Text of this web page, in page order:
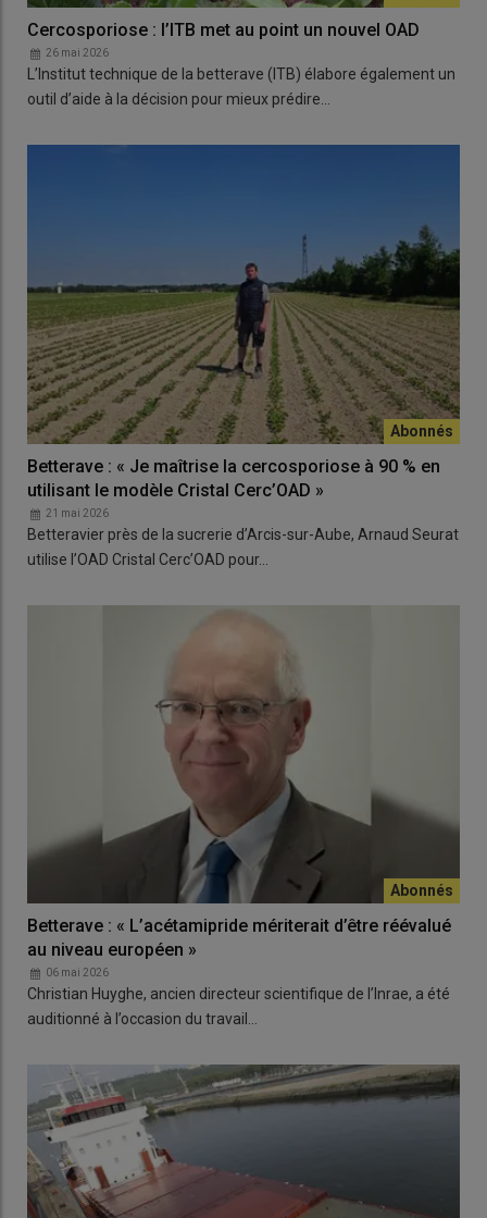
Cercosporiose : l’ITB met au point un nouvel OAD
26 mai 2026
L’Institut technique de la betterave (ITB) élabore également un
outil d’aide à la décision pour mieux prédire…
Betterave : « Je maîtrise la cercosporiose à 90 % en
utilisant le modèle Cristal Cerc’OAD »
21 mai 2026
Betteravier près de la sucrerie d’Arcis-sur-Aube, Arnaud Seurat
utilise l’OAD Cristal Cerc’OAD pour…
Betterave : « L’acétamipride mériterait d’être réévalué
au niveau européen »
06 mai 2026
Christian Huyghe, ancien directeur scientifique de l’Inrae, a été
auditionné à l’occasion du travail…